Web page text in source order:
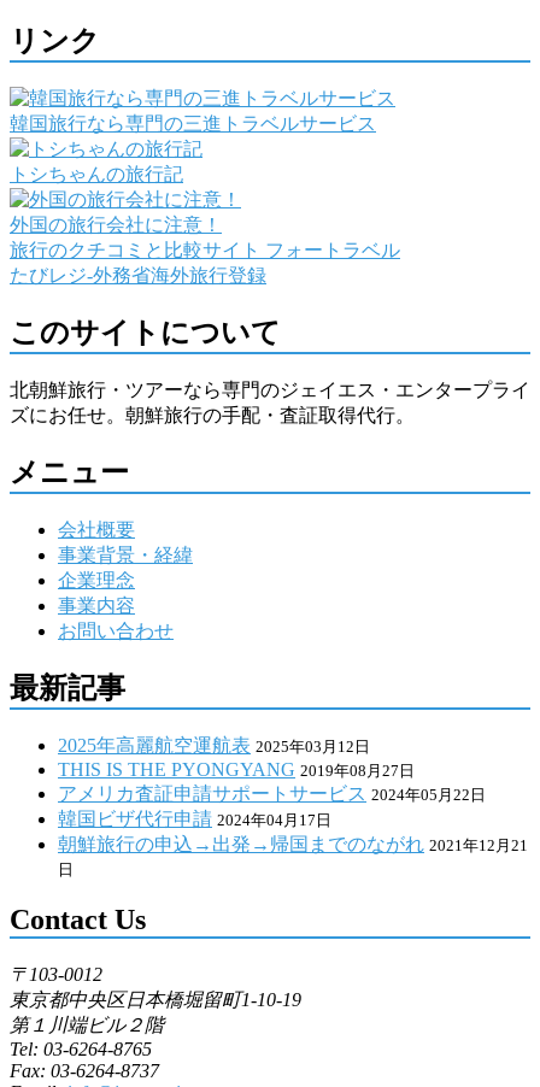
リンク
韓国旅行なら専門の三進トラベルサービス
トシちゃんの旅行記
外国の旅行会社に注意！
旅行のクチコミと比較サイト フォートラベル
たびレジ-外務省海外旅行登録
このサイトについて
北朝鮮旅行・ツアーなら専門のジェイエス・エンタープライ
ズにお任せ。朝鮮旅行の手配・査証取得代行。
メニュー
会社概要
事業背景・経緯
企業理念
事業内容
お問い合わせ
最新記事
2025年高麗航空運航表 2025年03月12日
THIS IS THE PYONGYANG 2019年08月27日
アメリカ査証申請サポートサービス 2024年05月22日
韓国ビザ代行申請 2024年04月17日
朝鮮旅行の申込→出発→帰国までのながれ 2021年12月21
日
Contact Us
〒103-0012
東京都中央区日本橋堀留町1-10-19
第１川端ビル２階
Tel: 03-6264-8765
Fax: 03-6264-8737